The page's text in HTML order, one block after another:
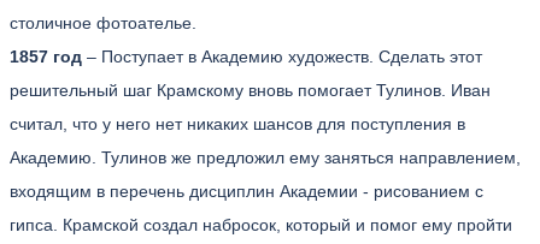
столичное фотоателье.
1857 год – Поступает в Академию художеств. Сделать этот
решительный шаг Крамскому вновь помогает Тулинов. Иван
считал, что у него нет никаких шансов для поступления в
Академию. Тулинов же предложил ему заняться направлением,
входящим в перечень дисциплин Академии - рисованием с
гипса. Крамской создал набросок, который и помог ему пройти